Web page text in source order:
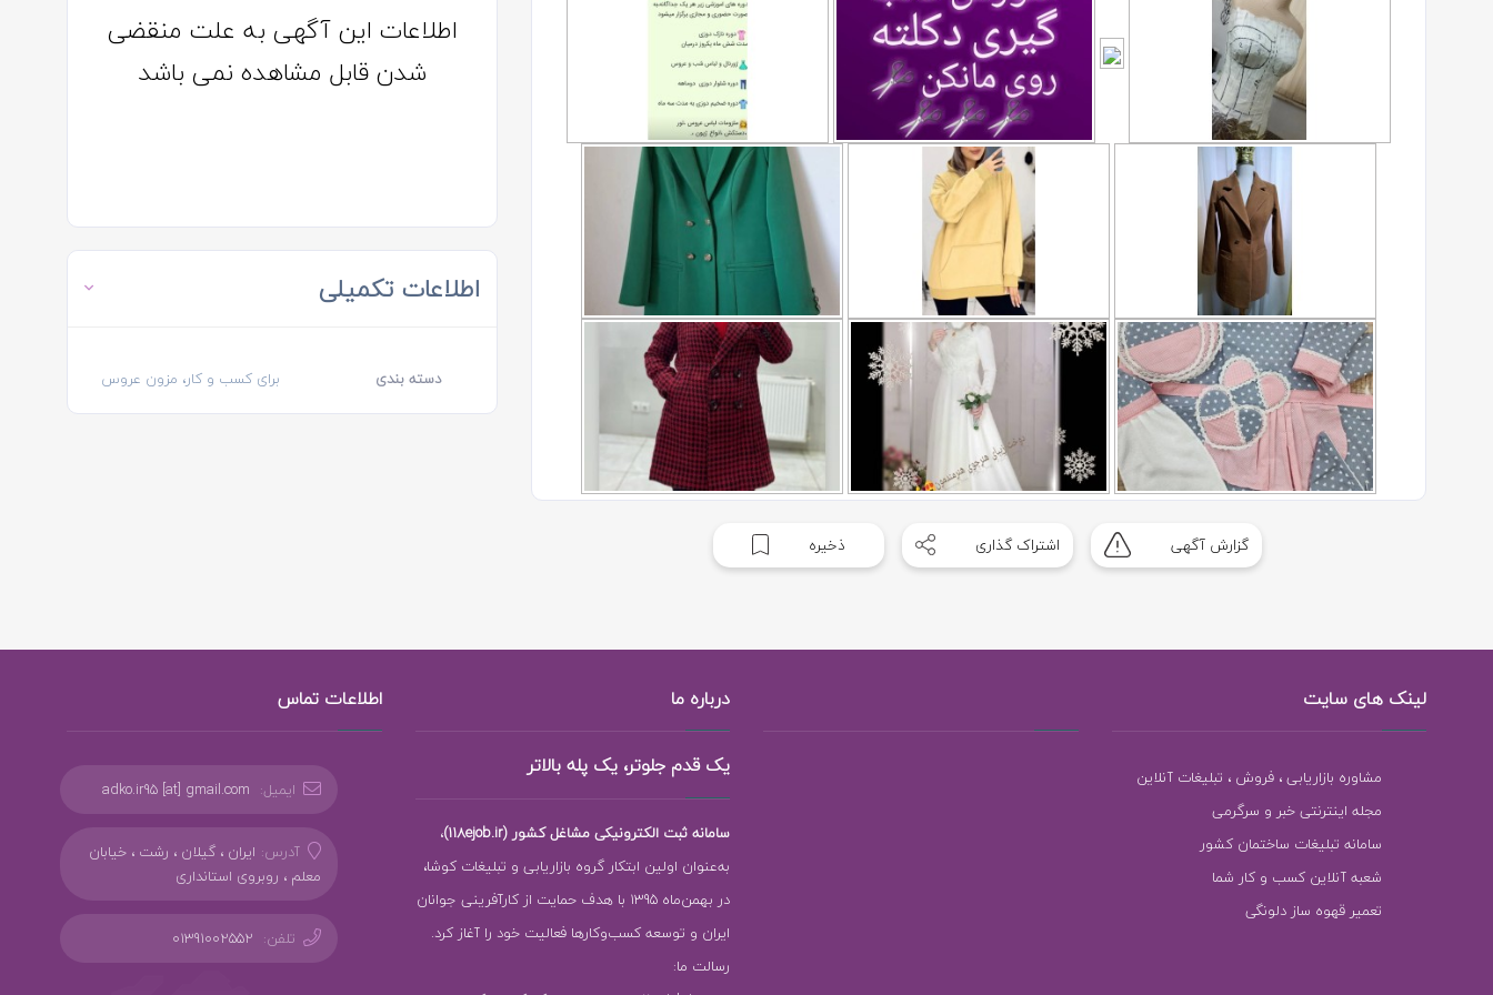
گزارش آگهی اشتراک گذاری ذخیره
اطلاعات این آگهی به علت منقضی
شدن قابل مشاهده نمی باشد
اطلاعات تکمیلی
دسته بندی برای کسب و کار، مزون عروس
لینک های سایت
مشاوره بازاریابی ، فروش ، تبلیغات آنلاین
مجله اینترنتی خبر و سرگرمی
سامانه تبلیغات ساختمان کشور
شعبه آنلاین کسب و کار شما
تعمیر قهوه ساز دلونگی
درباره ما
یک قدم جلوتر، یک پله بالاتر
سامانه ثبت الکترونیکی مشاغل کشور (118ejob.ir)
،
به‌عنوان اولین ابتکار گروه بازاریابی و تبلیغات کوشا،
در بهمن‌ماه 1395 با هدف حمایت از کارآفرینی جوانان
ایران و توسعه کسب‌وکارها فعالیت خود را آغاز کرد.
رسالت ما:
اطلاعات تماس
ایمیل: adko.ir95 [at] gmail.com
آدرس: ایران ، گیلان ، رشت ، خیابان
معلم ، روبروی استانداری
تلفن: 01391002552